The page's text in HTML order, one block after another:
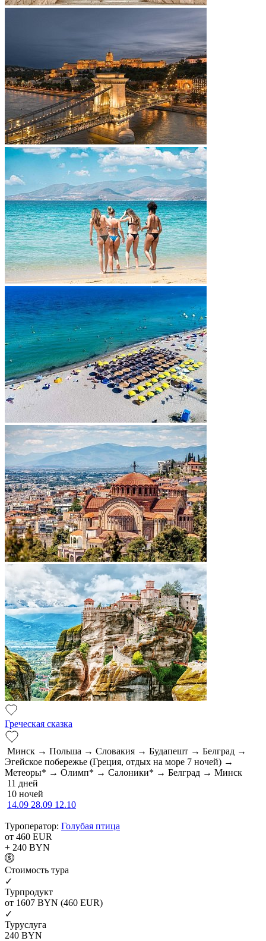
Греческая сказка
Минск → Польша → Словакия → Будапешт → Белград →
Эгейское побережье (Греция, отдых на море 7 ночей) →
Метеоры* → Олимп* → Салоники* → Белград → Минск
11 дней
10 ночей
14.09 28.09 12.10
Туроператор: Голубая птица
от 460 EUR
+ 240 BYN
Cтоимость тура
✓
Турпродукт
от 1607 BYN (460 EUR)
✓
Туруслуга
240 BYN